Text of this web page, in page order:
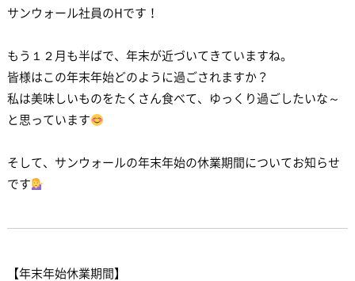
サンウォール社員のHです！
もう１２月も半ばで、年末が近づいてきていますね。
皆様はこの年末年始どのように過ごされますか？
私は美味しいものをたくさん食べて、ゆっくり過ごしたいな～
と思っています
そして、サンウォールの年末年始の休業期間についてお知らせ
です
【年末年始休業期間】